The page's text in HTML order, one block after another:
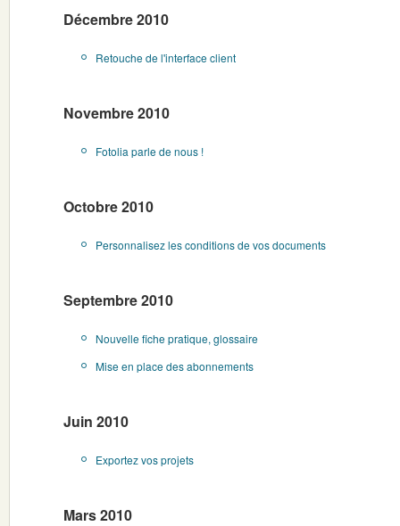
Décembre 2010
Retouche de l'interface client
Novembre 2010
Fotolia parle de nous !
Octobre 2010
Personnalisez les conditions de vos documents
Septembre 2010
Nouvelle fiche pratique, glossaire
Mise en place des abonnements
Juin 2010
Exportez vos projets
Mars 2010